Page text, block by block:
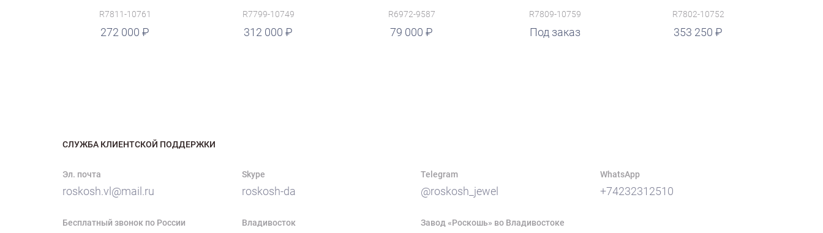
R7811-10761
272 000
R7799-10749
312 000
руб.
R6972-9587
79 000
руб.
R7809-10759
Под заказ
R7802-10752
353 250
руб.
СЛУЖБА КЛИЕНТСКОЙ ПОДДЕРЖКИ
Эл. почта
roskosh.vl@mail.ru
Skype
roskosh-da
Telegram
@roskosh_jewel
WhatsApp
+74232312510
Бесплатный звонок по России Владивосток Завод «Роскошь» во Владивостоке